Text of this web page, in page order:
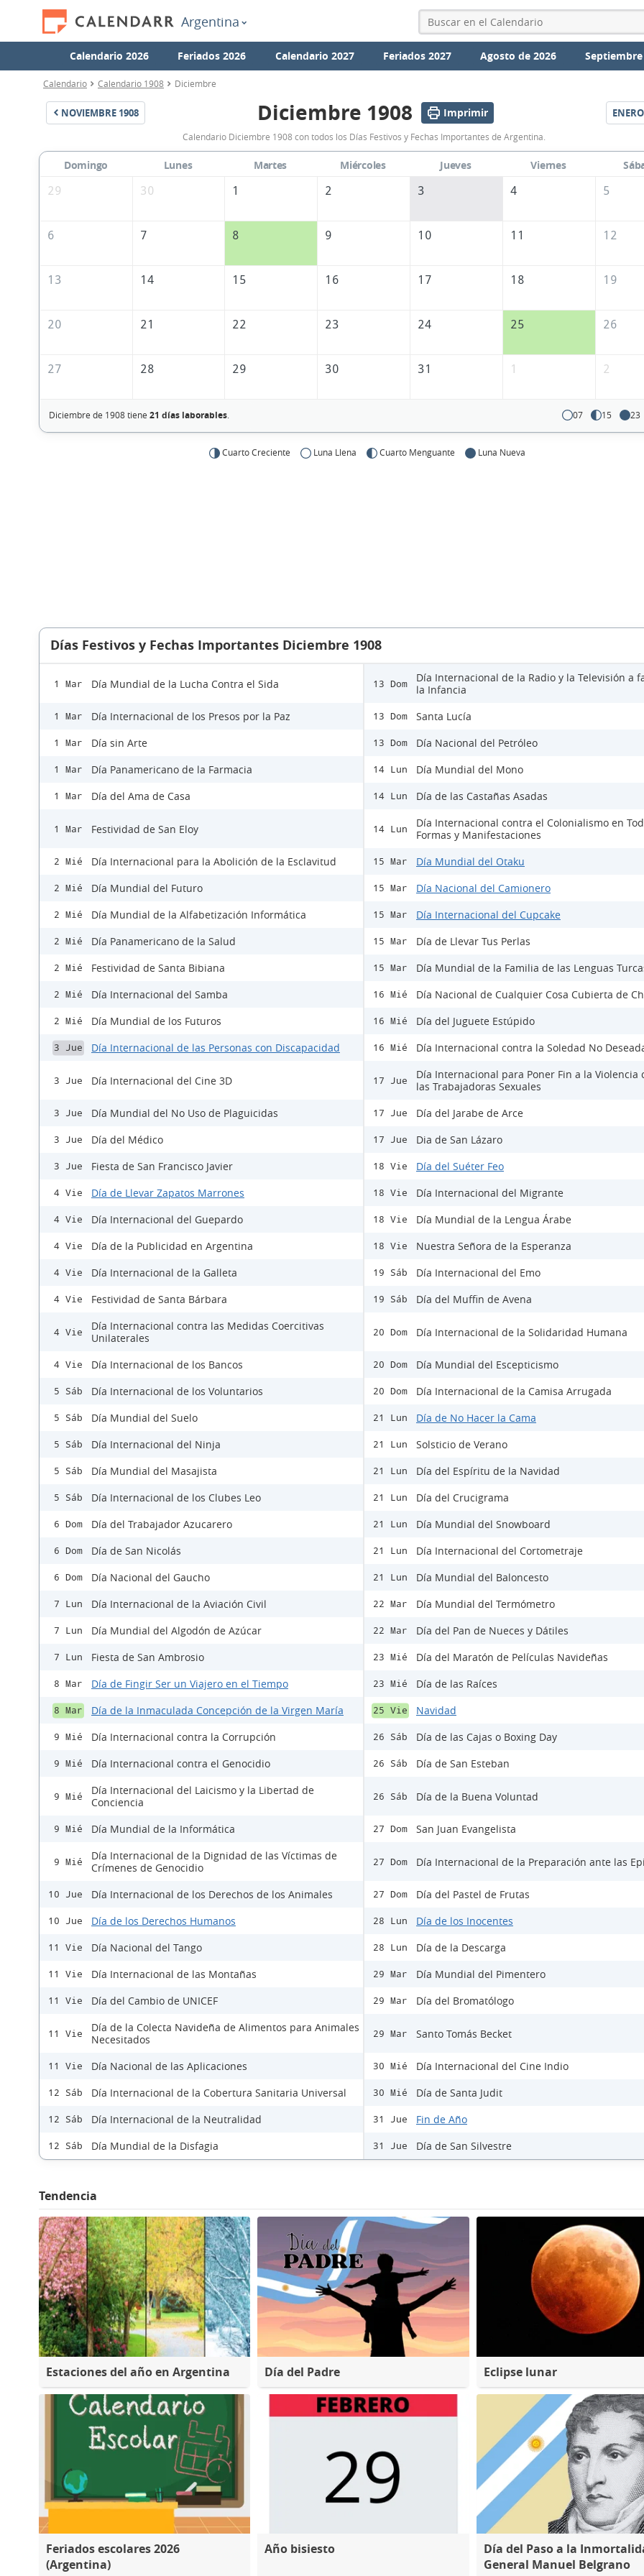
Argentina
Calendario 2026 Feriados 2026 Calendario 2027 Feriados 2027 Agosto de 2026
Calendario Calendario 1908 Diciembre
NOVIEMBRE 1908
Calendario
Diciembre
1908
Argentina
Diciembre 1908 Imprimir ENERO
Calendario Diciembre 1908 con todos los Días Festivos y Fechas Importantes de Argentina.
Domingo Lunes Martes Miércoles Jueves Viernes
29
30 1 2 3 4 5
6 7 8 9 10 11 12
13 14 15 16 17 18 19
20 21 22 23 24 25 26
27 28 29 30 31 1 2
Diciembre de 1908 tiene 21 días laborables. 07 15 23
Cuarto Creciente Luna Llena Cuarto Menguante Luna Nueva
Días Festivos y Fechas Importantes Diciembre 1908
1 Mar Día Mundial de la Lucha Contra el Sida
1 Mar Día Internacional de los Presos por la Paz
1 Mar Día sin Arte
1 Mar Día Panamericano de la Farmacia
1 Mar Día del Ama de Casa
1 Mar Festividad de San Eloy
2 Mié Día Internacional para la Abolición de la Esclavitud
2 Mié Día Mundial del Futuro
2 Mié Día Mundial de la Alfabetización Informática
2 Mié Día Panamericano de la Salud
2 Mié Festividad de Santa Bibiana
2 Mié Día Internacional del Samba
2 Mié Día Mundial de los Futuros
3 Jue Día Internacional de las Personas con Discapacidad
3 Jue Día Internacional del Cine 3D
3 Jue Día Mundial del No Uso de Plaguicidas
3 Jue Día del Médico
3 Jue Fiesta de San Francisco Javier
4 Vie Día de Llevar Zapatos Marrones
4 Vie Día Internacional del Guepardo
4 Vie Día de la Publicidad en Argentina
4 Vie Día Internacional de la Galleta
4 Vie Festividad de Santa Bárbara
4 Vie
Día Internacional contra las Medidas Coercitivas
Unilaterales
4 Vie Día Internacional de los Bancos
5 Sáb Día Internacional de los Voluntarios
5 Sáb Día Mundial del Suelo
5 Sáb Día Internacional del Ninja
5 Sáb Día Mundial del Masajista
5 Sáb Día Internacional de los Clubes Leo
6 Dom Día del Trabajador Azucarero
6 Dom Día de San Nicolás
6 Dom Día Nacional del Gaucho
7 Lun Día Internacional de la Aviación Civil
7 Lun Día Mundial del Algodón de Azúcar
7 Lun Fiesta de San Ambrosio
8 Mar Día de Fingir Ser un Viajero en el Tiempo
8 Mar Día de la Inmaculada Concepción de la Virgen María
9 Mié Día Internacional contra la Corrupción
9 Mié Día Internacional contra el Genocidio
9 Mié
Día Internacional del Laicismo y la Libertad de
Conciencia
9 Mié Día Mundial de la Informática
9 Mié
Día Internacional de la Dignidad de las Víctimas de
Crímenes de Genocidio
10 Jue Día Internacional de los Derechos de los Animales
10 Jue Día de los Derechos Humanos
11 Vie Día Nacional del Tango
11 Vie Día Internacional de las Montañas
11 Vie Día del Cambio de UNICEF
11 Vie
Día de la Colecta Navideña de Alimentos para Animales
Necesitados
11 Vie Día Nacional de las Aplicaciones
12 Sáb Día Internacional de la Cobertura Sanitaria Universal
12 Sáb Día Internacional de la Neutralidad
12 Sáb Día Mundial de la Disfagia
13 Dom
Día Internacional de la Radio y la Televisión a
la Infancia
13 Dom Santa Lucía
13 Dom Día Nacional del Petróleo
14 Lun Día Mundial del Mono
14 Lun Día de las Castañas Asadas
14 Lun
Día Internacional contra el Colonialismo en
Formas y Manifestaciones
15 Mar Día Mundial del Otaku
15 Mar Día Nacional del Camionero
15 Mar Día Internacional del Cupcake
15 Mar Día de Llevar Tus Perlas
15 Mar Día Mundial de la Familia de las Lenguas
16 Mié Día Nacional de Cualquier Cosa Cubierta de
16 Mié Día del Juguete Estúpido
16 Mié Día Internacional contra la Soledad No
17 Jue
Día Internacional para Poner Fin a la Violencia
las Trabajadoras Sexuales
17 Jue Día del Jarabe de Arce
17 Jue Dia de San Lázaro
18 Vie Día del Suéter Feo
18 Vie Día Internacional del Migrante
18 Vie Día Mundial de la Lengua Árabe
18 Vie Nuestra Señora de la Esperanza
19 Sáb Día Internacional del Emo
19 Sáb Día del Muffin de Avena
20 Dom Día Internacional de la Solidaridad Humana
20 Dom Día Mundial del Escepticismo
20 Dom Día Internacional de la Camisa Arrugada
21 Lun Día de No Hacer la Cama
21 Lun Solsticio de Verano
21 Lun Día del Espíritu de la Navidad
21 Lun Día del Crucigrama
21 Lun Día Mundial del Snowboard
21 Lun Día Internacional del Cortometraje
21 Lun Día Mundial del Baloncesto
22 Mar Día Mundial del Termómetro
22 Mar Día del Pan de Nueces y Dátiles
23 Mié Día del Maratón de Películas Navideñas
23 Mié Día de las Raíces
25 Vie Navidad
26 Sáb Día de las Cajas o Boxing Day
26 Sáb Día de San Esteban
26 Sáb Día de la Buena Voluntad
27 Dom San Juan Evangelista
27 Dom Día Internacional de la Preparación ante las
27 Dom Día del Pastel de Frutas
28 Lun Día de los Inocentes
28 Lun Día de la Descarga
29 Mar Día Mundial del Pimentero
29 Mar Día del Bromatólogo
29 Mar Santo Tomás Becket
30 Mié Día Internacional del Cine Indio
30 Mié Día de Santa Judit
31 Jue Fin de Año
31 Jue Día de San Silvestre
Tendencia
Estaciones del año en Argentina Día del Padre Eclipse lunar
Feriados escolares 2026
(Argentina)
Año bisiesto
Día del Paso a la
General Manuel Belgrano